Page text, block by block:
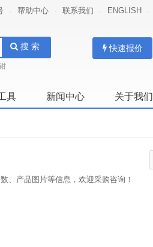
- 帮助中心 - 联系我们 - ENGLISH -
搜 索 快速报价
具 新闻中心 关于我们
、产品图片等信息，欢迎采购咨询！